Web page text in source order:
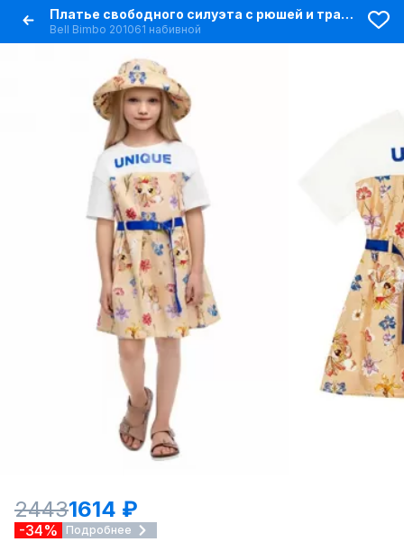
Платье свободного силуэта с рюшей и трансфером для девочки
Bell Bimbo 201061 набивной
24431614 ₽
-34% Подробнее